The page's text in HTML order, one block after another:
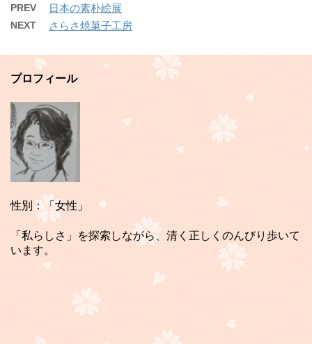
PREV 日本の素朴絵展
NEXT さらさ焼菓子工房
プロフィール
性別：「女性」
「私らしさ」を探索しながら、清く正しくのんびり歩いて
います。